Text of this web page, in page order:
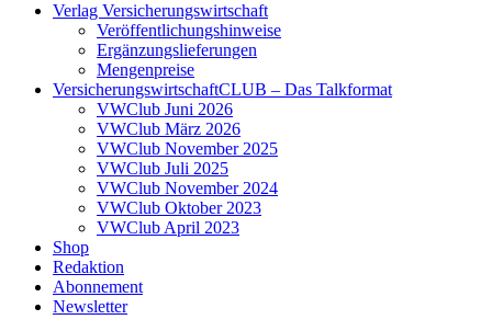
Verlag Versicherungswirtschaft
Veröffentlichungshinweise
Ergänzungslieferungen
Mengenpreise
VersicherungswirtschaftCLUB – Das Talkformat
VWClub Juni 2026
VWClub März 2026
VWClub November 2025
VWClub Juli 2025
VWClub November 2024
VWClub Oktober 2023
VWClub April 2023
Shop
Redaktion
Abonnement
Newsletter